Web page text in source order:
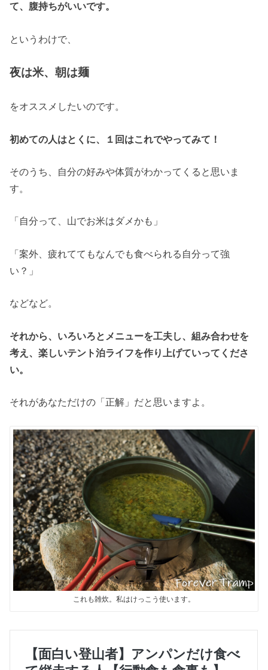
て、腹持ちがいいです。
というわけで、
夜は米、朝は麺
をオススメしたいのです。
初めての人はとくに、１回はこれでやってみて！
そのうち、自分の好みや体質がわかってくると思いま
す。
「自分って、山でお米はダメかも」
「案外、疲れててもなんでも食べられる自分って強
い？」
などなど。
それから、いろいろとメニューを工夫し、組み合わせを
考え、楽しいテント泊ライフを作り上げていってくださ
い。
それがあなただけの「正解」だと思いますよ。
これも雑炊。私はけっこう使います。